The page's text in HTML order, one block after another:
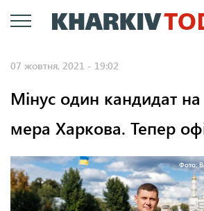
Перейти
до
07 жовтня, 2021 - 19:02
Мінус один кандидат
мера Харкова. Тепер
Фото: